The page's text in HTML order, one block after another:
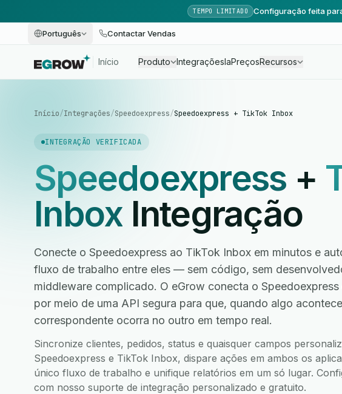
TEMPO LIMITADO Configuração feita
Português Contactar Vendas
Início Produto IntegraçõesIaPreçosRecursos
Início/Integrações/Speedoexpress/Speedoexpress + TikTok Inbox
INTEGRAÇÃO VERIFICADA
Speedoexpress +
Inbox Integração
Conecte o Speedoexpress ao TikTok Inbox em minutos e
fluxo de trabalho entre eles — sem código, sem
middleware complicado. O eGrow conecta o
por meio de uma API segura para que, quando algo
correspondente ocorra no outro em tempo real.
Sincronize clientes, pedidos, status e quaisquer campos
Speedoexpress e TikTok Inbox, dispare ações em ambos os
único fluxo de trabalho e unifique relatórios em um só lugar.
com nosso suporte de integração personalizado e gratuito.